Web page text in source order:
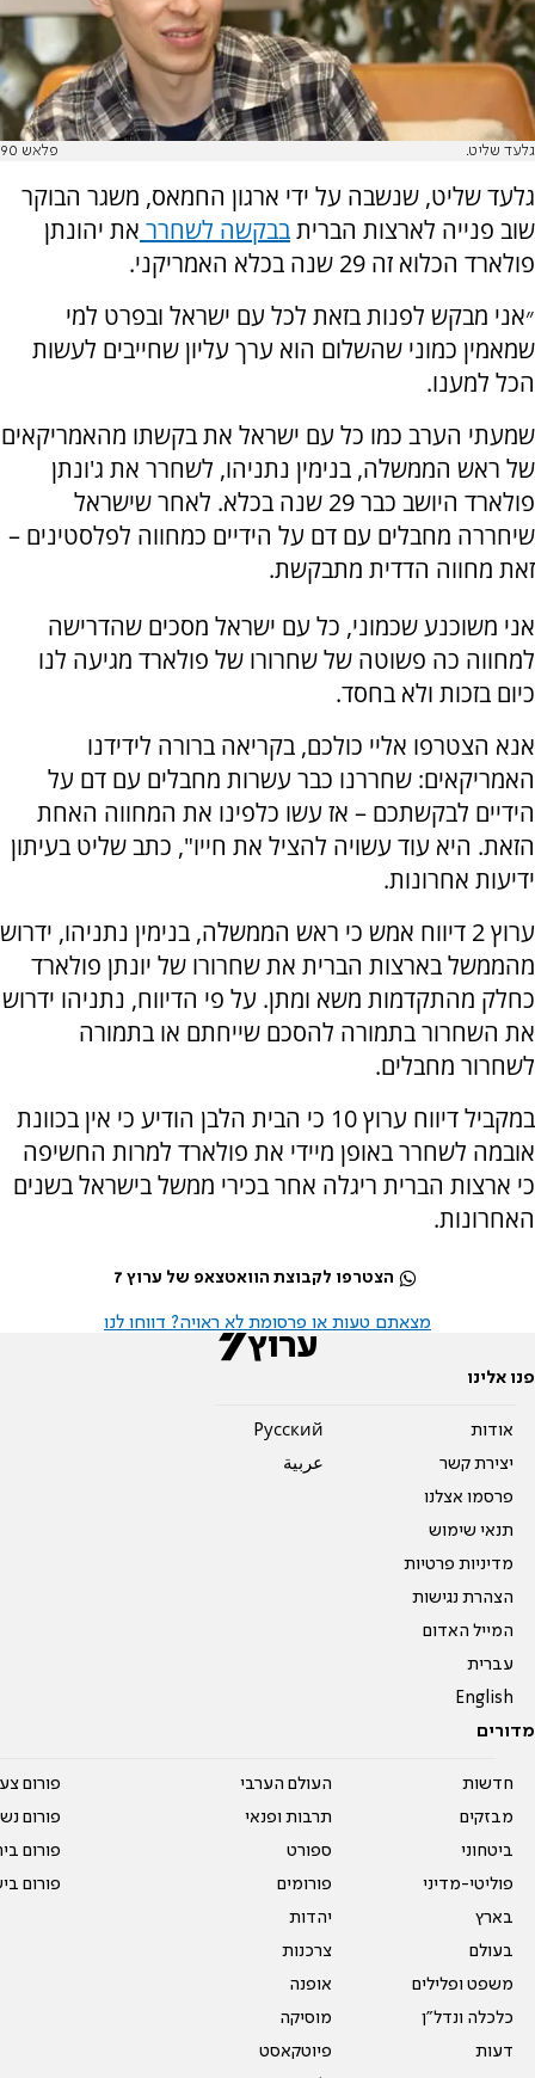
גלעד שליט. פלאש 90
גלעד שליט, שנשבה על ידי ארגון החמאס, משגר הבוקר
שוב פנייה לארצות הבריתבבקשה לשחרר את יהונתן
פולארד הכלוא זה 29 שנה בכלא האמריקני.
״אני מבקש לפנות בזאת לכל עם ישראל ובפרט למי
שמאמין כמוני שהשלום הוא ערך עליון שחייבים לעשות
הכל למענו.
שמעתי הערב כמו כל עם ישראל את בקשתו מהאמריקאים
של ראש הממשלה, בנימין נתניהו, לשחרר את ג'ונתן
פולארד היושב כבר 29 שנה בכלא. לאחר שישראל
שיחררה מחבלים עם דם על הידיים כמחווה לפלסטינים –
זאת מחווה הדדית מתבקשת.
אני משוכנע שכמוני, כל עם ישראל מסכים שהדרישה
למחווה כה פשוטה של שחרורו של פולארד מגיעה לנו
כיום בזכות ולא בחסד.
אנא הצטרפו אליי כולכם, בקריאה ברורה לידידנו
האמריקאים: שחררנו כבר עשרות מחבלים עם דם על
הידיים לבקשתכם – אז עשו כלפינו את המחווה האחת
הזאת. היא עוד עשויה להציל את חייו", כתב שליט בעיתון
ידיעות אחרונות.
ערוץ 2 דיווח אמש כי ראש הממשלה, בנימין נתניהו, ידרוש
מהממשל בארצות הברית את שחרורו של יונתן פולארד
כחלק מהתקדמות משא ומתן. על פי הדיווח, נתניהו ידרוש
את השחרור בתמורה להסכם שייחתם או בתמורה
לשחרור מחבלים.
במקביל דיווח ערוץ 10 כי הבית הלבן הודיע כי אין בכוונת
אובמה לשחרר באופן מיידי את פולארד למרות החשיפה
כי ארצות הברית ריגלה אחר בכירי ממשל בישראל בשנים
האחרונות.
הצטרפו לקבוצת הוואטצאפ של ערוץ 7
מצאתם טעות או פרסומת לא ראויה? דווחו לנו
פנו אלינו
אודות
יצירת קשר
פרסמו אצלנו
תנאי שימוש
מדיניות פרטיות
הצהרת נגישות
המייל האדום
עברית
English
Pусский
عربية
מדורים
חדשות
מבזקים
ביטחוני
פוליטי-מדיני
בארץ
בעולם
משפט ופלילים
כלכלה ונדל"ן
דעות
העולם הערבי
תרבות ופנאי
ספורט
פורומים
יהדות
צרכנות
אופנה
מוסיקה
פיוטקאסט
פורום
פורום
פורום
פורום